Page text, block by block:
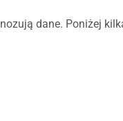
dane. Poniżej